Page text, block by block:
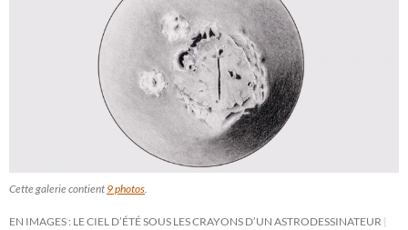
Cette galerie contient 9 photos.
EN IMAGES : LE CIEL D’ÉTÉ SOUS LES CRAYONS D’UN ASTRODESSINATEUR